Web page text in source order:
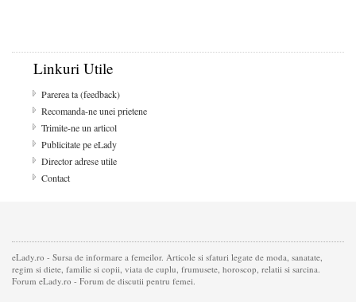
Linkuri Utile
Parerea ta (feedback)
Recomanda-ne unei prietene
Trimite-ne un articol
Publicitate pe eLady
Director adrese utile
Contact
eLady.ro - Sursa de informare a femeilor. Articole si sfaturi legate de moda, sanatate,
regim si diete, familie si copii, viata de cuplu, frumusete, horoscop, relatii si sarcina.
Forum eLady.ro - Forum de discutii pentru femei.